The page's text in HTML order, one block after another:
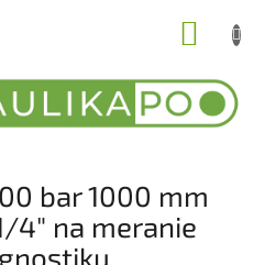
bar 1000 mm
4" na meranie